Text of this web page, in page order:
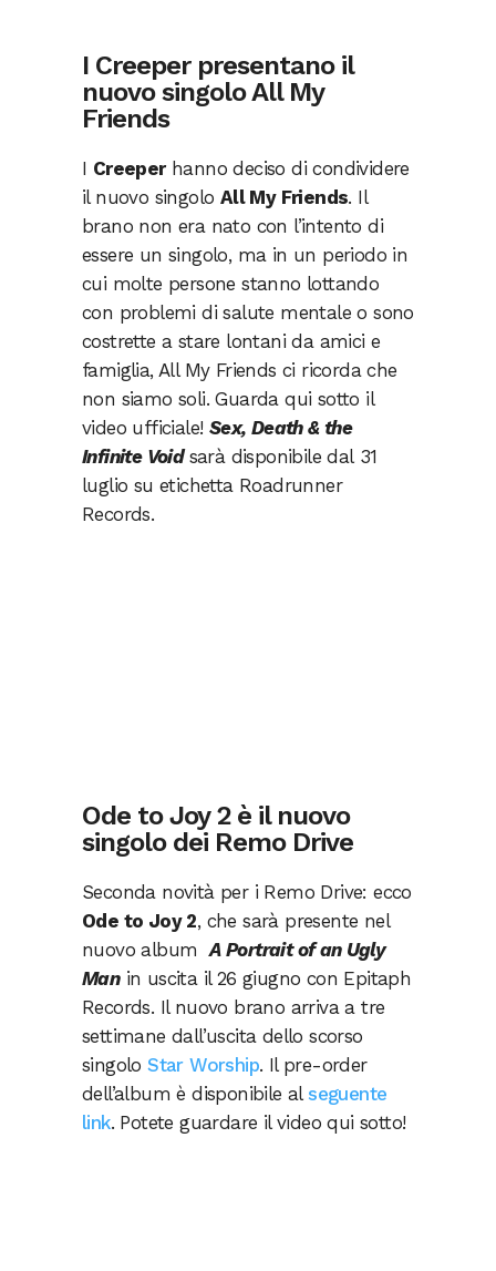
I Creeper presentano il
nuovo singolo All My
Friends
I Creeperhanno deciso di condividere
il nuovo singolo All My Friends. Il
brano non era nato con l’intento di
essere un singolo, ma in un periodo in
cui molte persone stanno lottando
con problemi di salute mentale o sono
costrette a stare lontani da amici e
famiglia, All My Friends ci ricorda che
non siamo soli. Guarda qui sotto il
video ufficiale! Sex, Death & the
Infinite Voidsarà disponibile dal 31
luglio su etichetta Roadrunner
Records.
Ode to Joy 2 è il nuovo
singolo dei Remo Drive
Seconda novità per i Remo Drive: ecco
Ode to Joy 2, che sarà presente nel
nuovo albumA Portrait of an Ugly
Manin uscita il 26 giugno con Epitaph
Records. Il nuovo brano arriva a tre
settimane dall’uscita dello scorso
singoloStar Worship. Il pre-order
dell’album è disponibile al seguente
link. Potete guardare il video qui sotto!